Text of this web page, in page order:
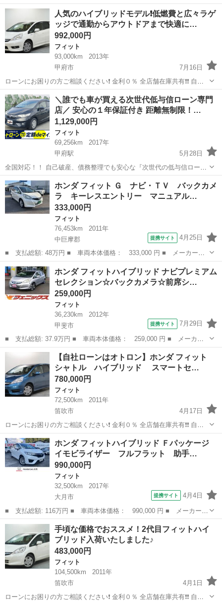
名： ホンダ ■ 車種名： フィット ■ グレード名： １．３Ａ
ワンオーナー／純正オーディオ／ＥＴＣ／電動格納ミラー／キーレス
エントリー／...
新潟 三条市 フィット
人気のハイブリッドモデル❗️低燃費と広々ラゲ
ッジで通勤からアウトドアまで快適に…
992,000円
フィット
93,000km
2013年
甲府市
7月16日
ローンにお困りの方ご相談ください❗️ 金利０％ 全店舗在庫共有❗️❗️ 自社
ローン最大手❗️❗️❗️ ・勤続年数の短い方🆗 ・自営業をされている方🆗 ・
専業主婦をされている方🆗 ・自己破産・任意整理のご経験の...
山梨 甲府市 フィット ハイブリッド
＼誰でも車が買える次世代低与信ローン専門
店／ 安心の１年保証付き 距離無制限！…
1,129,000円
フィット
69,256km
2017年
甲府駅
5月28日
全国対応！！ 自己破産、債務整理でも安心な『次世代の低与信ロー
ン』 自動車ローン審査が不安な方も、カーメル山梨店なら独自の審査
基準で中古車や未使用から新車を分割払いで購入できます。 ☑️年間１
万件以上の申...
山梨 甲府市 甲府駅 フィット 車両
ホンダ フィット Ｇ ナビ・ＴＶ バックカメ
ラ キーレスエントリー マニュアル…
333,000円
フィット
76,453km
2011年
中巨摩郡
提携サイト 4月25日
■ 支払総額: 48万円 ■ 車両本体価格： 333,000 円 ■ メーカー
名： ホンダ ■ 車種名： フィット ■ グレード名： Ｇ ナビ・
ＴＶ バックカメラ キーレスエントリー マニュアルエアコン フ
ルフラット ドア...
山梨 中巨摩郡 フィット
ホンダ フィットハイブリッド ナビプレミアム
セレクション☆バックカメラ☆前席シ…
259,000円
フィット
36,230km
2012年
甲斐市
提携サイト 7月29日
■ 支払総額: 37.9万円 ■ 車両本体価格： 259,000 円 ■ メーカー
名： ホンダ ■ 車種名： フィットハイブリッド ■ グレード
名： ナビプレミアムセレクション☆バックカメラ☆前席シートヒー
ター インターナ...
甲斐市 フィット
【自社ローンはオトロン】ホンダ フィット
シャトル ハイブリッド スマートセ…
780,000円
フィット
72,500km
2011年
笛吹市
4月17日
ローンにお困りの方ご相談ください❗️ 金利０％ 全店舗在庫共有❗️❗️ 自社
ローン最大手❗️❗️❗️ ・勤続年数の短い方🆗 ・自営業をされている方🆗 ・
専業主婦をされている方🆗 ・自己破産・任意整理のご経験の...
山梨 笛吹市 フィット ローン
ホンダ フィットハイブリッド Ｆパッケージ
イモビライザー フルフラット 助手…
990,000円
フィット
32,500km
2017年
大月市
提携サイト 4月4日
■ 支払総額: 116万円 ■ 車両本体価格： 990,000 円 ■ メーカー
名： ホンダ ■ 車種名： フィットハイブリッド ■ グレード
名： Ｆパッケージ イモビライザー フルフラット 助手席エアバ
ッグ Ｓキー エア...
山梨 大月市 フィット
手頃な価格でおススメ！2代目フィットハイ
ブリッド入荷いたしました♪
483,000円
フィット
104,500km
2011年
笛吹市
4月1日
ローンにお困りの方ご相談ください❗️ 金利０％ 全店舗在庫共有❗️❗️ 自社